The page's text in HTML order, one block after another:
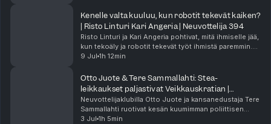
Kenelle valta kuuluu, kun robotit tekevät kaiken?
| Risto Linturi Kari Angeria | Neuvottelija 394
Risto Linturi ja Kari Angeria pohtivat, mitä ihmiselle jää,
kun tekoäly ja robotit tekevät työt ihmistä paremmin.
Keskustelu ammentaa heidän kirjastaan Elämän
9 Jul 1h 12min
Otto Juote & Tere Sammallahti: Stea-
leikkaukset paljastivat Veikkauskratian |
Neuvottelija 393
Neuvottelijaklubilla Otto Juote ja kansanedustaja Tere
Sammallahti ruotivat kesän kuumimman poliittisen
draaman eli ministeri Wille Rydmanin Stea-leikkaukset
3 Jul 1h 5min